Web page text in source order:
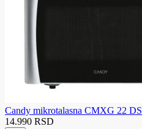
Candy mikrotalasna CMXG 22 DS
14.990 RSD